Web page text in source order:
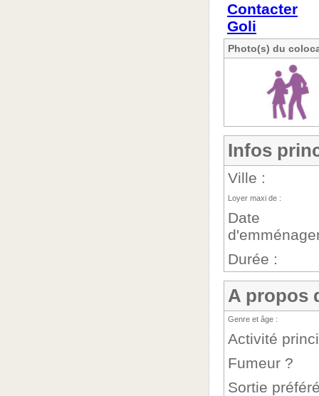
Contacter
Goli
Photo(s) du
Infos
Ville :
Loyer maxi de :
Date
Durée :
A propos
Genre et âge :
Activité
Fumeur ?
Sortie